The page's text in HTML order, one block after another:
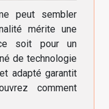
peut sembler
mérite une
soit pour un
de technologie
adapté garantit
comment